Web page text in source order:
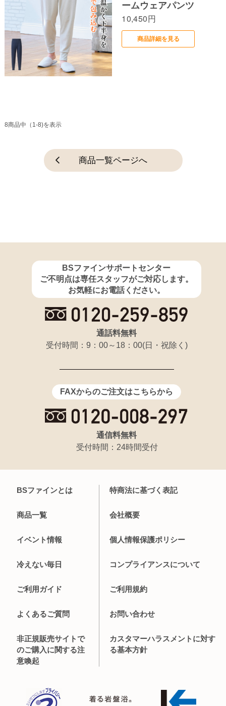
ームウェアパンツ
10,450円
商品詳細を見る
8商品中（1-8)を表示
商品一覧ページへ
BSファインサポートセンター
ご不明点は専任スタッフがご対応します。
お気軽にお電話ください。
通話料無料
受付時間：9：00～18：00(日・祝除く)
FAXからのご注文はこちらから
通信料無料
受付時間：24時間受付
BSファインとは
商品一覧
イベント情報
冷えない毎日
ご利用ガイド
よくあるご質問
非正規販売サイトで
のご購入に関する注
意喚起
特商法に基づく表記
会社概要
個人情報保護ポリシー
コンプライアンスについて
ご利用規約
お問い合わせ
カスタマーハラスメントに対す
る基本方針